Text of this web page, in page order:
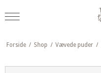
Forside / Shop / Vævede puder /